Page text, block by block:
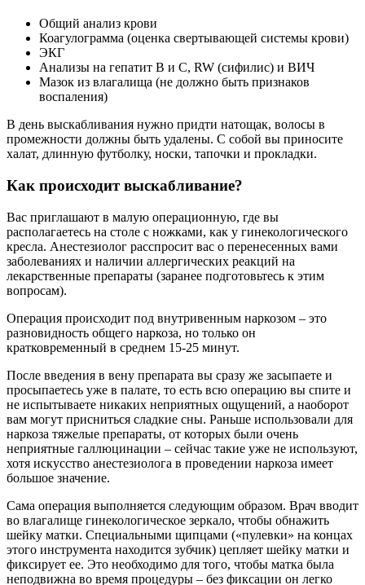
Общий анализ крови
Коагулограмма (оценка свертывающей системы крови)
ЭКГ
Анализы на гепатит В и С, RW (сифилис) и ВИЧ
Мазок из влагалища (не должно быть признаков
воспаления)
В день выскабливания нужно придти натощак, волосы в
промежности должны быть удалены. С собой вы приносите
халат, длинную футболку, носки, тапочки и прокладки.
Как происходит выскабливание?
Вас приглашают в малую операционную, где вы
располагаетесь на столе с ножками, как у гинекологического
кресла. Анестезиолог расспросит вас о перенесенных вами
заболеваниях и наличии аллергических реакций на
лекарственные препараты (заранее подготовьтесь к этим
вопросам).
Операция происходит под внутривенным наркозом – это
разновидность общего наркоза, но только он
кратковременный в среднем 15-25 минут.
После введения в вену препарата вы сразу же засыпаете и
просыпаетесь уже в палате, то есть всю операцию вы спите и
не испытываете никаких неприятных ощущений, а наоборот
вам могут присниться сладкие сны. Раньше использовали для
наркоза тяжелые препараты, от которых были очень
неприятные галлюцинации – сейчас такие уже не используют,
хотя искусство анестезиолога в проведении наркоза имеет
большое значение.
Сама операция выполняется следующим образом. Врач вводит
во влагалище гинекологическое зеркало, чтобы обнажить
шейку матки. Специальными щипцами («пулевки» на концах
этого инструмента находится зубчик) цепляет шейку матки и
фиксирует ее. Это необходимо для того, чтобы матка была
неподвижна во время процедуры – без фиксации он легко